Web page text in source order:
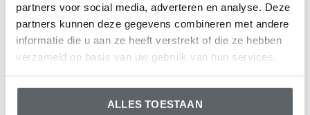
partners voor social media, adverteren en analyse. Deze
partners kunnen deze gegevens combineren met andere
informatie die u aan ze heeft verstrekt of die ze hebben
verzameld op basis van uw gebruik van hun services.
ALLES TOESTAAN
Rol je kleding op voor meer ruimte
In plaats van kleding op te vouwen, kun je het beter
oprollen. Dit bespaart verrassend veel ruimte én
helpt om kreukels te voorkomen. Extra handig: rol